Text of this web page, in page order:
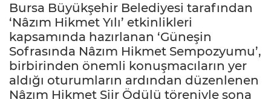
Bursa Büyükşehir Belediyesi tarafından
‘Nâzım Hikmet Yılı’ etkinlikleri
kapsamında hazırlanan ‘Güneşin
Sofrasında Nâzım Hikmet Sempozyumu’,
birbirinden önemli konuşmacıların yer
aldığı oturumların ardından düzenlenen
Nâzım Hikmet Şiir Ödülü töreniyle sona